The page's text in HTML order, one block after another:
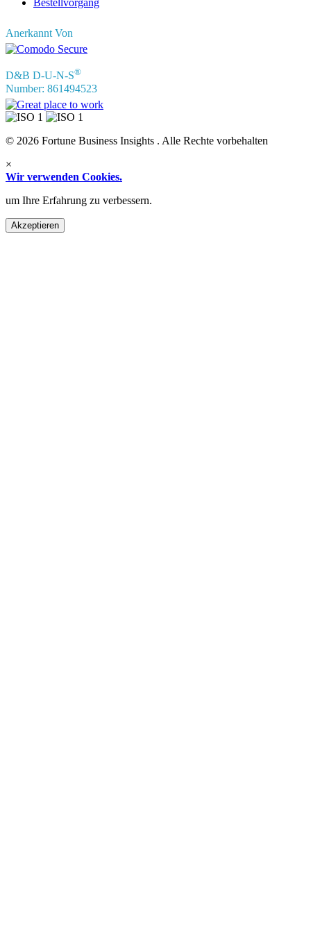
Bestellvorgang
Anerkannt Von
D&B D-U-N-S®
Number: 861494523
© 2026 Fortune Business Insights . Alle Rechte vorbehalten
×
Wir verwenden Cookies.
um Ihre Erfahrung zu verbessern.
Akzeptieren